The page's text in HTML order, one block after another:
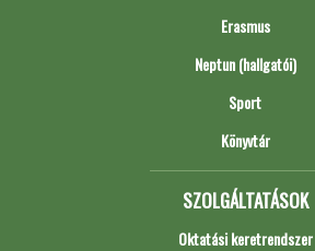
Erasmus
Neptun (hallgatói)
Sport
Könyvtár
SZOLGÁLTATÁSOK
Oktatási keretrendszer